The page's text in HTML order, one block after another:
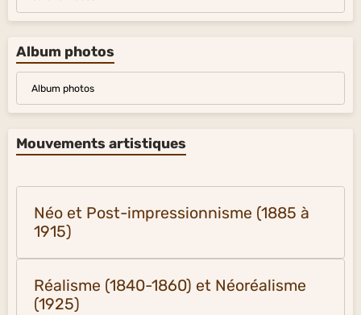
Album photos
Album photos
Mouvements artistiques
Néo et Post-impressionnisme (1885 à
1915)
Réalisme (1840-1860) et Néoréalisme
(1925)